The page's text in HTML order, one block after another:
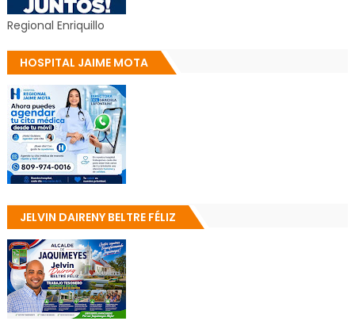
Regional Enriquillo
HOSPITAL JAIME MOTA
JELVIN DAIRENY BELTRE FÉLIZ